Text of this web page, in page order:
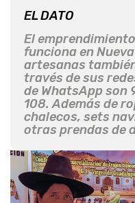
EL DATO
El
funciona en
artesanas
través de sus
de WhatsApp son
108. Además de
chalecos, sets
otras prendas de